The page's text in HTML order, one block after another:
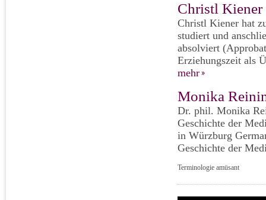
Christl Kiener
Christl Kiener hat
studiert und
absolviert
Erziehungszeit als
mehr
Monika
Dr. phil. Monika
Geschichte der
in Würzburg
Geschichte der
Terminologie amüsant